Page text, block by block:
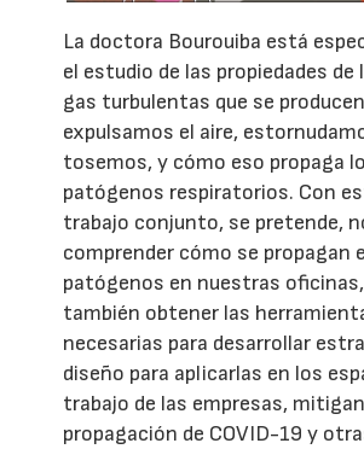
La doctora Bourouiba está
el estudio de las propiedades de
gas turbulentas que se
expulsamos el aire,
tosemos, y cómo eso propaga
patógenos respiratorios. Con
trabajo conjunto, se pretende,
comprender cómo se propagan
patógenos en nuestras
también obtener las
necesarias para desarrollar
diseño para aplicarlas en los
trabajo de las empresas,
propagación de COVID-19 y